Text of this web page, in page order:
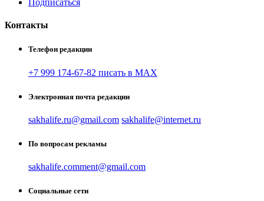
Подписаться
Контакты
Телефон редакции
+7 999 174-67-82 писать в MAX
Электронная почта редакции
sakhalife.ru@gmail.com sakhalife@internet.ru
По вопросам рекламы
sakhalife.comment@gmail.com
Социальные сети